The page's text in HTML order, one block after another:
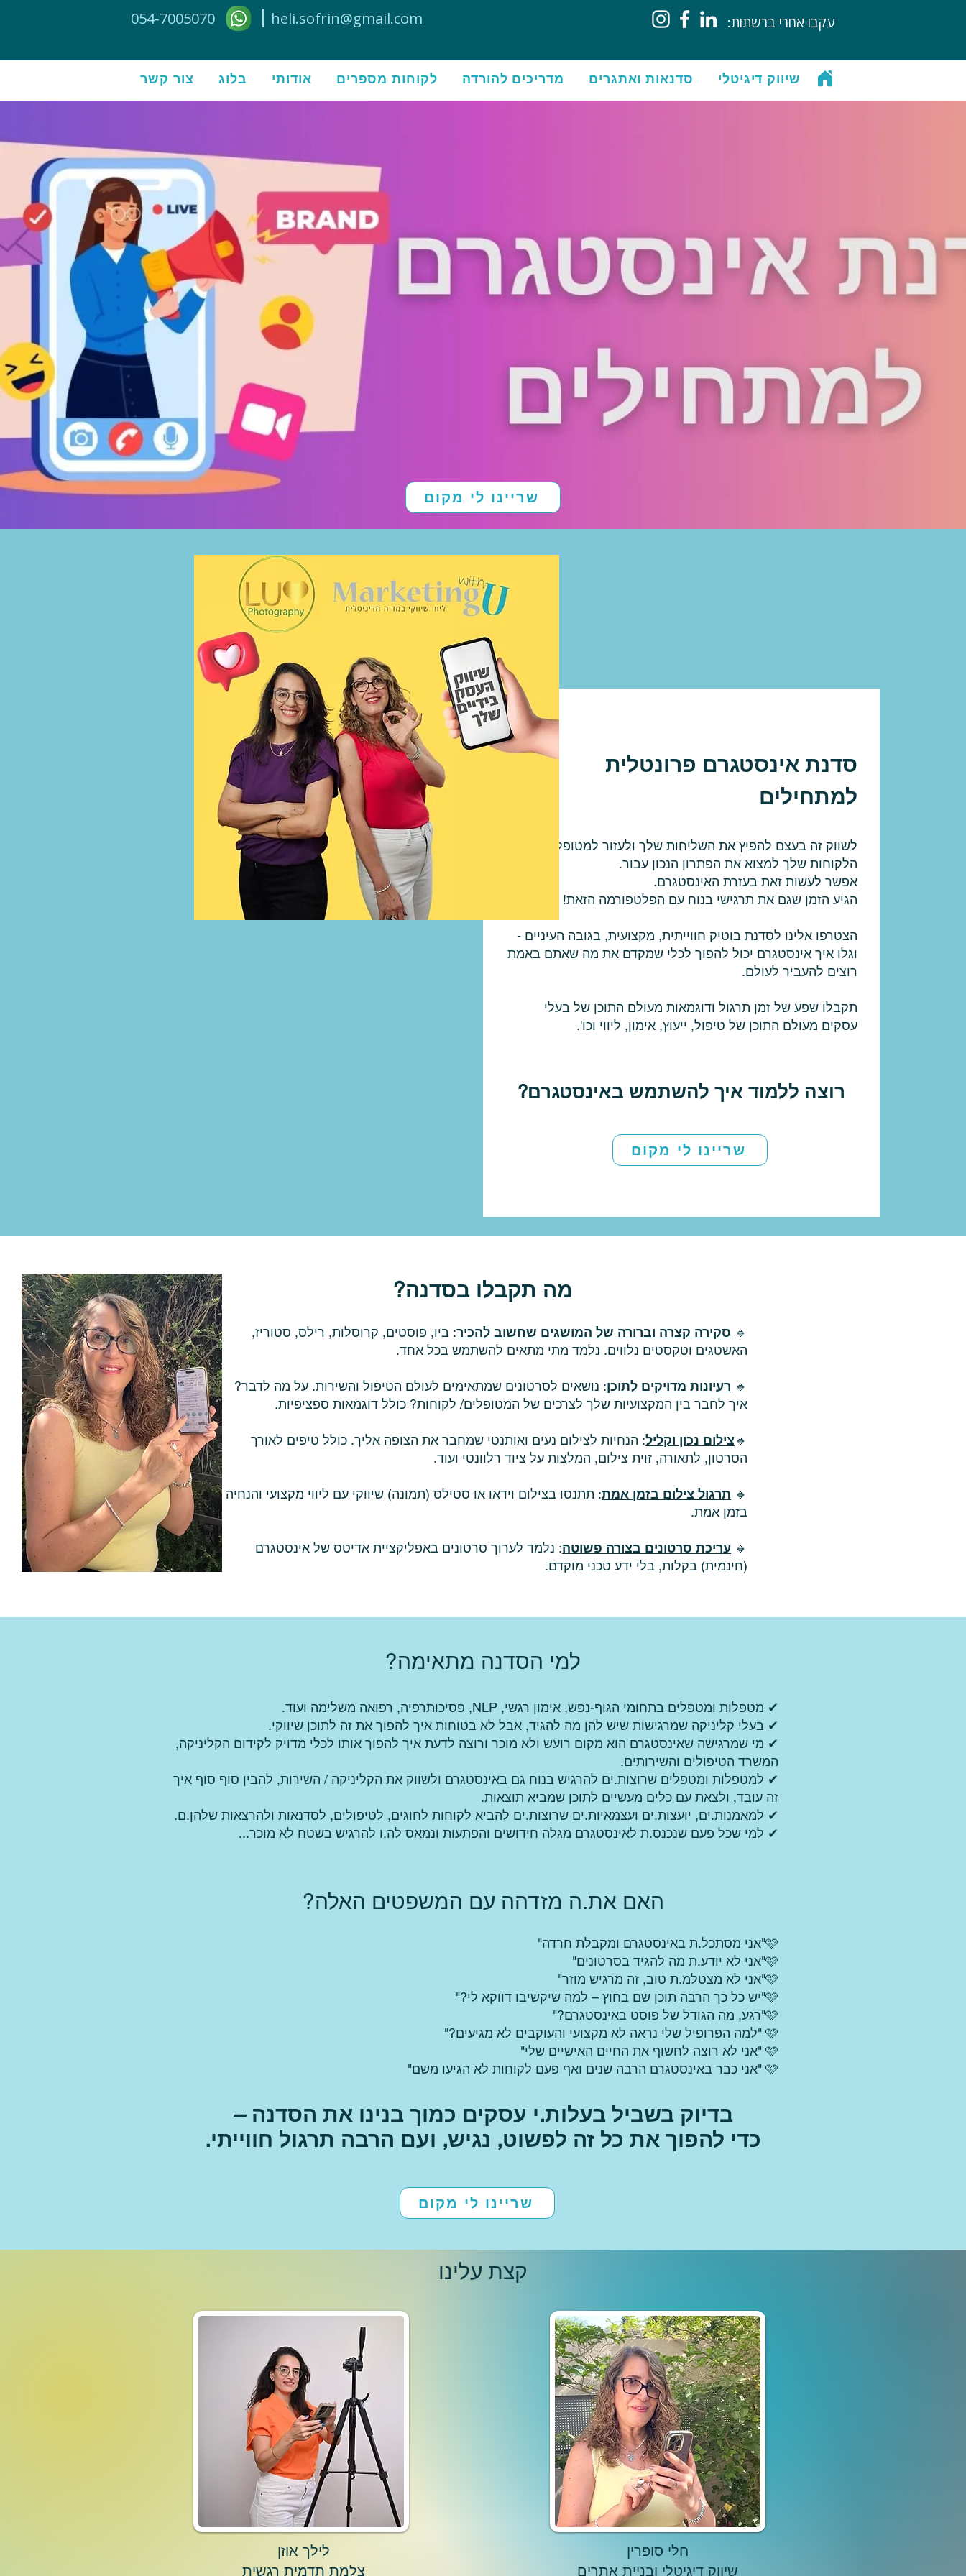
054-7005070 heli.sofrin@gmail.com :עקבו אחרי ברשתות
שיווק דיגיטלי סדנאות ואתגרים מדריכים להורדה לקוחות מספרים אודותי בלוג צור קשר
שריינו לי מקום
סדנת אינסטגרם פרונטלית
למתחילים
לשווק זה בעצם להפיץ את השליחות שלך ולעזור למטופלים או
הלקוחות שלך למצוא את הפתרון הנכון עבור.
אפשר לעשות זאת בעזרת האינסטגרם.
הגיע הזמן שגם את תרגישי בנוח עם הפלטפורמה הזאת!
הצטרפו אלינו לסדנת בוטיק חווייתית, מקצועית, בגובה העיניים -
וגלו איך אינסטגרם יכול להפוך לכלי שמקדם את מה שאתם באמת
רוצים להעביר לעולם.
תקבלו שפע של זמן תרגול ודוגמאות מעולם התוכן של בעלי
עסקים מעולם התוכן של טיפול, ייעוץ, אימון, ליווי וכו'.
רוצה ללמוד איך להשתמש באינסטגרם?
שריינו לי מקום
מה תקבלו בסדנה?
🔹 סקירה קצרה וברורה של המושגים שחשוב להכיר: ביו, פוסטים, קרוסלות, רילס, סטוריז,
האשטגים וטקסטים נלווים. נלמד מתי מתאים להשתמש בכל אחד.
🔹 רעיונות מדויקים לתוכן: נושאים לסרטונים שמתאימים לעולם הטיפול והשירות. על מה לדבר?
איך לחבר בין המקצועיות שלך לצרכים של המטופלים/ לקוחות? כולל דוגמאות ספציפיות.
🔹צילום נכון וקליל: הנחיות לצילום נעים ואותנטי שמחבר את הצופה אליך. כולל טיפים לאורך
הסרטון, לתאורה, זוית צילום, המלצות על ציוד רלוונטי ועוד.
🔹 תרגול צילום בזמן אמת: תתנסו בצילום וידאו או סטילס (תמונה) שיווקי עם ליווי מקצועי והנחיה
בזמן אמת.
🔹 עריכת סרטונים בצורה פשוטה: נלמד לערוך סרטונים באפליקציית אדיטס של אינסטגרם
(חינמית) בקלות, בלי ידע טכני מוקדם.
למי הסדנה מתאימה?
✔ מטפלות ומטפלים בתחומי הגוף-נפש, אימון רגשי, NLP, פסיכותרפיה, רפואה משלימה ועוד.
✔ בעלי קליניקה שמרגישות שיש להן מה להגיד, אבל לא בטוחות איך להפוך את זה לתוכן שיווקי.
✔ מי שמרגישה שאינסטגרם הוא מקום רועש ולא מוכר ורוצה לדעת איך להפוך אותו לכלי מדויק לקידום הקליניקה,
המשרד הטיפולים והשירותים.
✔ למטפלות ומטפלים שרוצות.ים להרגיש בנוח גם באינסטגרם ולשווק את הקליניקה / השירות, להבין סוף סוף איך
זה עובד, ולצאת עם כלים מעשיים לתוכן שמביא תוצאות.
✔ למאמנות.ים, יועצות.ים ועצמאיות.ים שרוצות.ים להביא לקוחות לחוגים, לטיפולים, לסדנאות ולהרצאות שלהן.ם.
✔ למי שכל פעם שנכנס.ת לאינסטגרם מגלה חידושים והפתעות ונמאס לה.ו להרגיש בשטח לא מוכר...
האם את.ה מזדהה עם המשפטים האלה?
🩷"אני מסתכל.ת באינסטגרם ומקבלת חרדה"
🩷"אני לא יודע.ת מה להגיד בסרטונים"
🩷"אני לא מצטלמ.ת טוב, זה מרגיש מוזר"
🩷"יש כל כך הרבה תוכן שם בחוץ – למה שיקשיבו דווקא לי?"
🩷"רגע, מה הגודל של פוסט באינסטגרם?"
🩷 "למה הפרופיל שלי נראה לא מקצועי והעוקבים לא מגיעים?"
🩷 "אני לא רוצה לחשוף את החיים האישיים שלי"
🩷 "אני כבר באינסטגרם הרבה שנים ואף פעם לקוחות לא הגיעו משם"
בדיוק בשביל בעלות.י עסקים כמוך בנינו את הסדנה –
כדי להפוך את כל זה לפשוט, נגיש, ועם הרבה תרגול חווייתי.
שריינו לי מקום
קצת עלינו
לילך אוזן
צלמת תדמית רגשית
חלי סופרין
שיווק דיגיטלי ובניית אתרים